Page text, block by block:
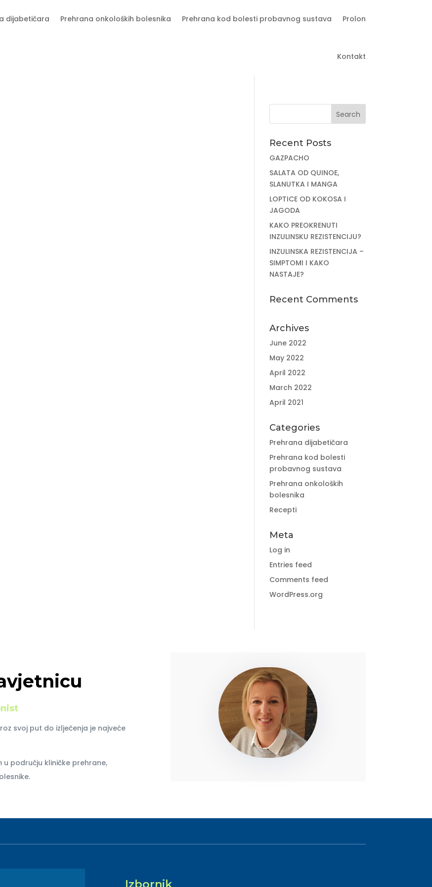
dijabetičara Prehrana onkoloških bolesnika Prehrana kod bolesti probavnog sustava Prolon
Kontakt
Recent Posts
GAZPACHO
SALATA OD QUINOE,
SLANUTKA I MANGA
LOPTICE OD KOKOSA I
JAGODA
KAKO PREOKRENUTI
INZULINSKU REZISTENCIJU?
INZULINSKA REZISTENCIJA –
SIMPTOMI I KAKO
NASTAJE?
Recent Comments
Archives
June 2022
May 2022
April 2022
March 2022
April 2021
Categories
Prehrana dijabetičara
Prehrana kod bolesti
probavnog sustava
Prehrana onkoloških
bolesnika
Recepti
Meta
Log in
Entries feed
Comments feed
WordPress.org
svoj put do izlječenja je najveće
području kliničke prehrane,